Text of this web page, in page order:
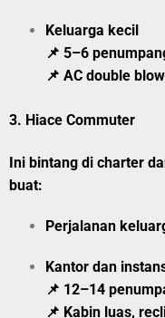
Keluarga kecil
📌 5–6
📌 AC double
3. Hiace Commuter
Ini bintang di charter
buat:
Perjalanan
Kantor dan
📌 12–14
📌 Kabin luas,